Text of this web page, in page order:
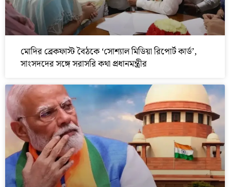
মোদির ব্রেকফাস্ট বৈঠকে ‘সোশ্যাল মিডিয়া রিপোর্ট কার্ড’,
সাংসদদের সঙ্গে সরাসরি কথা প্রধানমন্ত্রীর